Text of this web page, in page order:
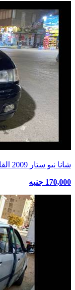
شانا نيو ستار 2009 القاهرة فضي
170,000 جنيه